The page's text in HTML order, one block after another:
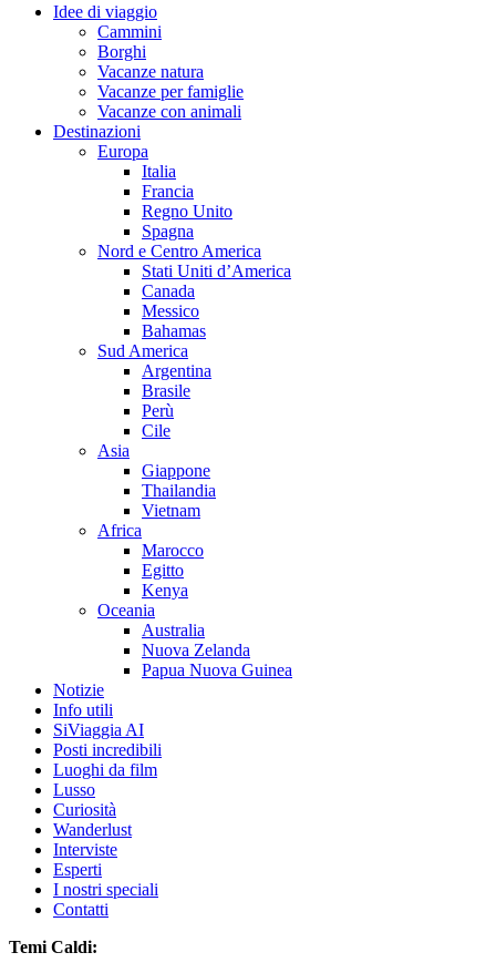
Idee di viaggio
Cammini
Borghi
Vacanze natura
Vacanze per famiglie
Vacanze con animali
Destinazioni
Europa
Italia
Francia
Regno Unito
Spagna
Nord e Centro America
Stati Uniti d’America
Canada
Messico
Bahamas
Sud America
Argentina
Brasile
Perù
Cile
Asia
Giappone
Thailandia
Vietnam
Africa
Marocco
Egitto
Kenya
Oceania
Australia
Nuova Zelanda
Papua Nuova Guinea
Notizie
Info utili
SiViaggia AI
Posti incredibili
Luoghi da film
Lusso
Curiosità
Wanderlust
Interviste
Esperti
I nostri speciali
Contatti
Temi Caldi: